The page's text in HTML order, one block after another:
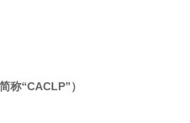
“CACLP”）